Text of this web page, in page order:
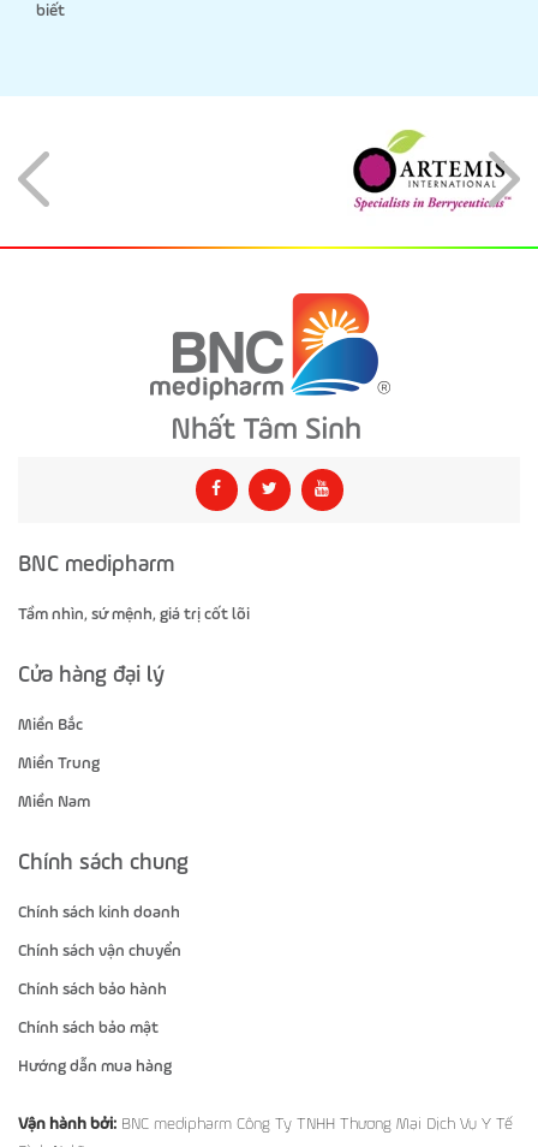
biết
BNC medipharm
Tầm nhìn, sứ mệnh, giá trị cốt lõi
Cửa hàng đại lý
Miền Bắc
Miền Trung
Miền Nam
Chính sách chung
Chính sách kinh doanh
Chính sách vận chuyển
Chính sách bảo hành
Chính sách bảo mật
Hướng dẫn mua hàng
Vận hành bởi: BNC medipharm Công Ty TNHH Thương Mại Dịch Vụ Y Tế